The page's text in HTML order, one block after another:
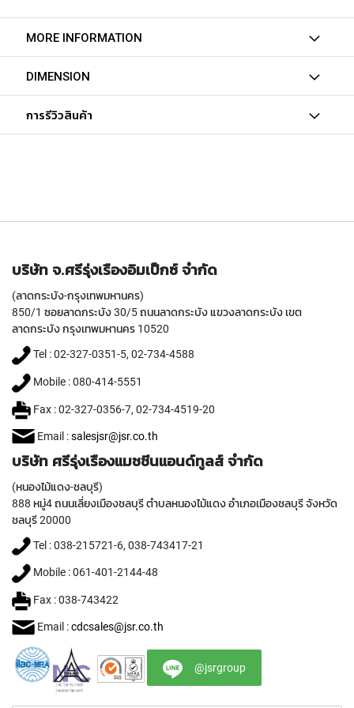
M
A
W
A
S
P
L
E
T
A
P
(
O
B
L
N
H
O
L
)
A
A
P
MORE INFORMATION
DIMENSION
การรีวิวสินค้า
บริษัท จ.ศรีรุ่งเรืองอิมเป็กซ์ จำกัด
(ลาดกระบัง-กรุงเทพมหานคร)
850/1 ซอยลาดกระบัง 30/5 ถนนลาดกระบัง แขวงลาดกระบัง เขต
ลาดกระบัง กรุงเทพมหานคร 10520
Tel : 02-327-0351-5, 02-734-4588
Mobile : 080-414-5551
Fax : 02-327-0356-7, 02-734-4519-20
Email :salesjsr@jsr.co.th
บริษัท ศรีรุ่งเรืองแมชชีนแอนด์ทูลส์ จำกัด
(หนองไม้แดง-ชลบุรี)
888 หมู่4 ถนนเลี่ยงเมืองชลบุรี ตำบลหนองไม้แดง อำเภอเมืองชลบุรี จังหวัด
ชลบุรี 20000
Tel : 038-215721-6, 038-743417-21
Mobile : 061-401-2144-48
Fax : 038-743422
Email :cdcsales@jsr.co.th
@jsrgroup